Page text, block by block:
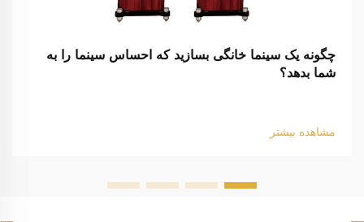
چگونه یک سینما خانگی بسازید که احساس سینما را به
شما بدهد؟
مشاهده بیشتر